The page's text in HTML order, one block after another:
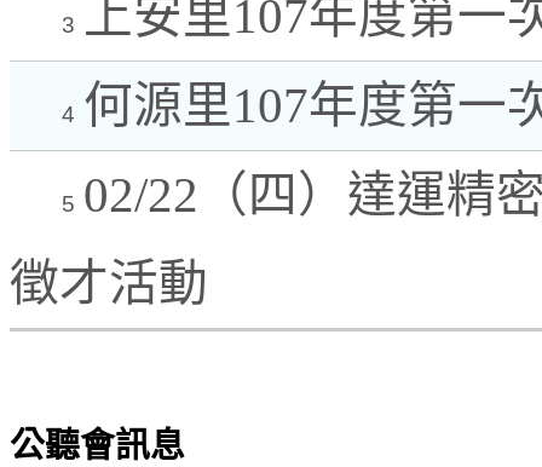
3 上安里107年度第一
4 何源里107年度第一
5 02/22（四）達運精
徵才活動
公聽會訊息